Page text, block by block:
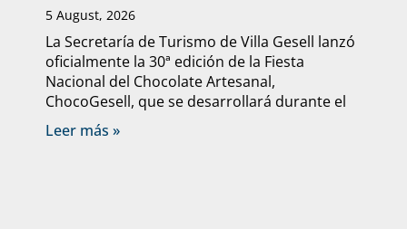
5 August, 2026
La Secretaría de Turismo de Villa Gesell lanzó
oficialmente la 30ª edición de la Fiesta
Nacional del Chocolate Artesanal,
ChocoGesell, que se desarrollará durante el
Leer más »